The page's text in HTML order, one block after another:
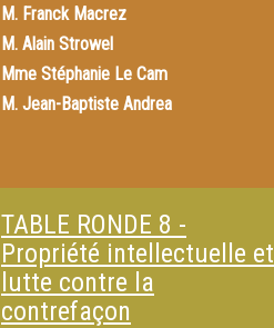
M. Franck Macrez
M. Alain Strowel
Mme Stéphanie Le Cam
M. Jean-Baptiste Andrea
TABLE RONDE 8 -
Propriété intellectuelle et
lutte contre la
contrefaçon